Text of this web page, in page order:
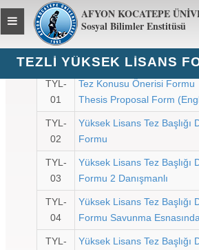
AFYON KOCATEPE
Sosyal Bilimler Enstitüsü
Toggle
global
navigation
TEZLI YÜKSEK LISANS
TYL-
01
Tez Konusu Önerisi Formu
Thesis Proposal Form
TYL-
02
Yüksek Lisans Tez Başlığı
Formu
TYL-
03
Yüksek Lisans Tez Başlığı
Formu 2 Danışmanlı
TYL-
04
Yüksek Lisans Tez Başlığı
Formu Savunma
TYL-
Yüksek Lisans Tez Başlığı